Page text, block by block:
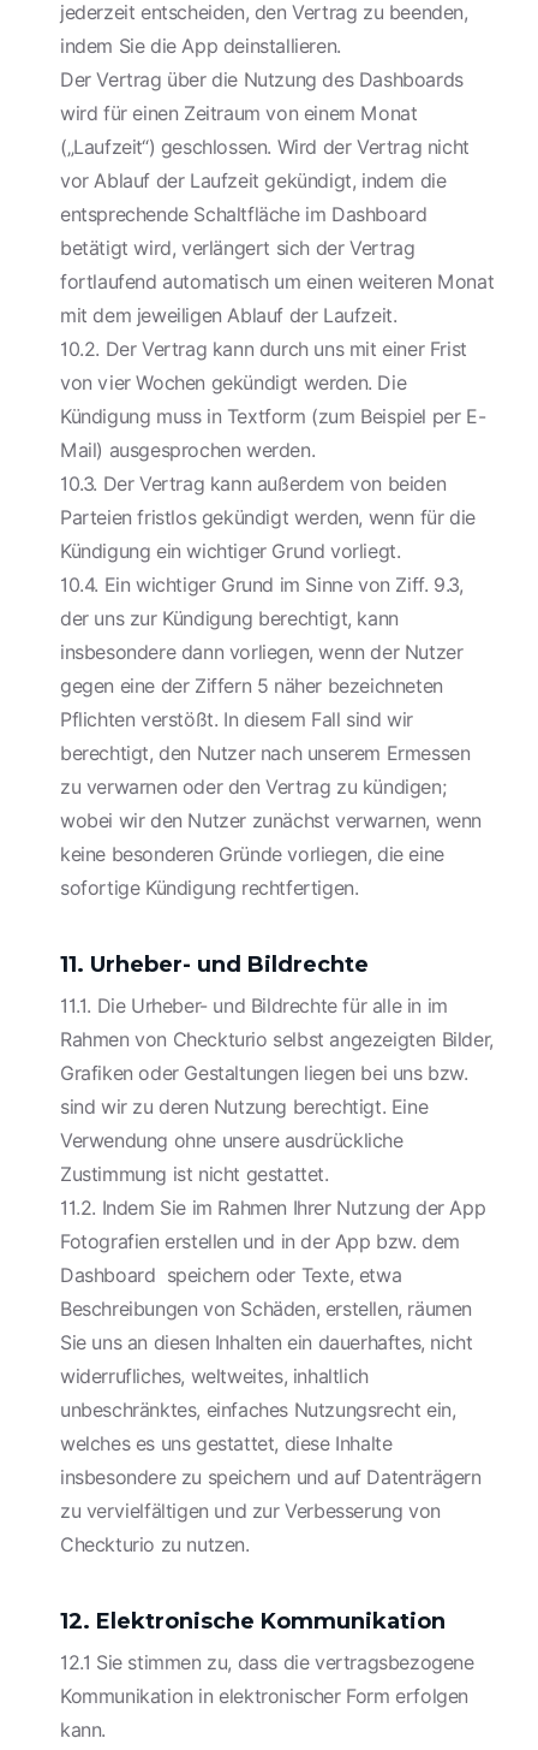
jederzeit entscheiden, den Vertrag zu beenden,
indem Sie die App deinstallieren.
Der Vertrag über die Nutzung des Dashboards
wird für einen Zeitraum von einem Monat
(„Laufzeit“) geschlossen. Wird der Vertrag nicht
vor Ablauf der Laufzeit gekündigt, indem die
entsprechende Schaltfläche im Dashboard
betätigt wird, verlängert sich der Vertrag
fortlaufend automatisch um einen weiteren Monat
mit dem jeweiligen Ablauf der Laufzeit.
10.2. Der Vertrag kann durch uns mit einer Frist
von vier Wochen gekündigt werden. Die
Kündigung muss in Textform (zum Beispiel per E-
Mail) ausgesprochen werden.
10.3. Der Vertrag kann außerdem von beiden
Parteien fristlos gekündigt werden, wenn für die
Kündigung ein wichtiger Grund vorliegt.
10.4. Ein wichtiger Grund im Sinne von Ziff. 9.3,
der uns zur Kündigung berechtigt, kann
insbesondere dann vorliegen, wenn der Nutzer
gegen eine der Ziffern 5 näher bezeichneten
Pflichten verstößt. In diesem Fall sind wir
berechtigt, den Nutzer nach unserem Ermessen
zu verwarnen oder den Vertrag zu kündigen;
wobei wir den Nutzer zunächst verwarnen, wenn
keine besonderen Gründe vorliegen, die eine
sofortige Kündigung rechtfertigen.
11. Urheber- und Bildrechte
11.1. Die Urheber- und Bildrechte für alle in im
Rahmen von Checkturio selbst angezeigten Bilder,
Grafiken oder Gestaltungen liegen bei uns bzw.
sind wir zu deren Nutzung berechtigt. Eine
Verwendung ohne unsere ausdrückliche
Zustimmung ist nicht gestattet.
11.2. Indem Sie im Rahmen Ihrer Nutzung der App
Fotografien erstellen und in der App bzw. dem
Dashboard speichern oder Texte, etwa
Beschreibungen von Schäden, erstellen, räumen
Sie uns an diesen Inhalten ein dauerhaftes, nicht
widerrufliches, weltweites, inhaltlich
unbeschränktes, einfaches Nutzungsrecht ein,
welches es uns gestattet, diese Inhalte
insbesondere zu speichern und auf Datenträgern
zu vervielfältigen und zur Verbesserung von
Checkturio zu nutzen.
12. Elektronische Kommunikation
12.1 Sie stimmen zu, dass die vertragsbezogene
Kommunikation in elektronischer Form erfolgen
kann.